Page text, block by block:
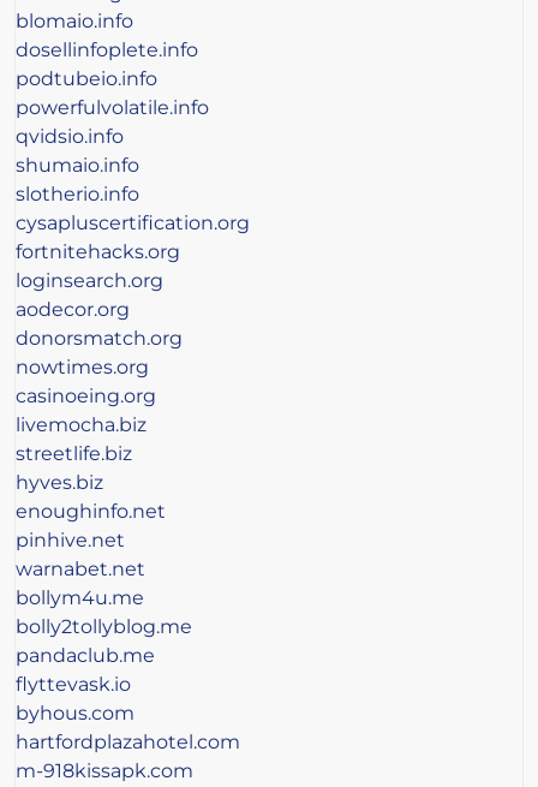
blomaio.info
dosellinfoplete.info
podtubeio.info
powerfulvolatile.info
qvidsio.info
shumaio.info
slotherio.info
cysapluscertification.org
fortnitehacks.org
loginsearch.org
aodecor.org
donorsmatch.org
nowtimes.org
casinoeing.org
livemocha.biz
streetlife.biz
hyves.biz
enoughinfo.net
pinhive.net
warnabet.net
bollym4u.me
bolly2tollyblog.me
pandaclub.me
flyttevask.io
byhous.com
hartfordplazahotel.com
m-918kissapk.com